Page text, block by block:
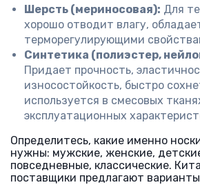
Шерсть (мериносовая): Для
хорошо отводит влагу,
терморегулирующими
Синтетика (полиэстер,
Придает прочность,
износостойкость, быстро
используется в смесовых
эксплуатационных
Определитесь, какие именно
нужны: мужские, женские,
повседневные, классические.
поставщики предлагают